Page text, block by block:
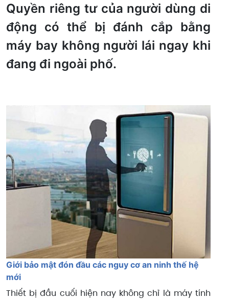
Quyền riêng tư của người dùng di
động có thể bị đánh cắp bằng
máy bay không người lái ngay khi
đang đi ngoài phố.
Giới bảo mật đón đầu các nguy cơ an ninh thế hệ
mới
Thiết bị đầu cuối hiện nay không chỉ là máy tính